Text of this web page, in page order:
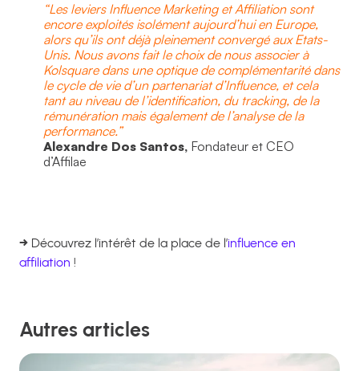
“Les leviers Influence Marketing et Affiliation sont
encore exploités isolément aujourd’hui en Europe,
alors qu’ils ont déjà pleinement convergé aux Etats-
Unis. Nous avons fait le choix de nous associer à
Kolsquare dans une optique de complémentarité dans
le cycle de vie d’un partenariat d’Influence, et cela
tant au niveau de l’identification, du tracking, de la
rémunération mais également de l’analyse de la
performance.”
Alexandre Dos Santos, Fondateur et CEO
d’Affilae
→ Découvrez l’intérêt de la place de l’influence en
affiliation !
Autres articles